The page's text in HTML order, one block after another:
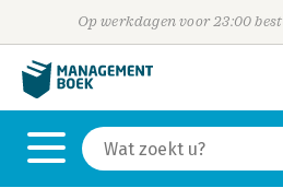
Op werkdagen voor 23:00